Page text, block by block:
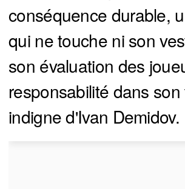
conséquence durable,
qui ne touche ni son
son évaluation des
responsabilité dans
indigne d'Ivan Demidov.